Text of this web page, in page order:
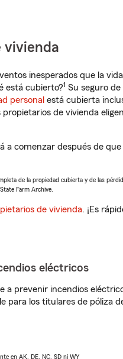
vivienda
inesperados que la
está cubierto?1 Su seguro
personal está cubierta
de vivienda
a comenzar después de
de la propiedad cubierta y de las
Farm Archive.
de vivienda. ¡Es
eléctricos
a prevenir incendios
para los titulares de póliza
en AK, DE, NC, SD ni WY